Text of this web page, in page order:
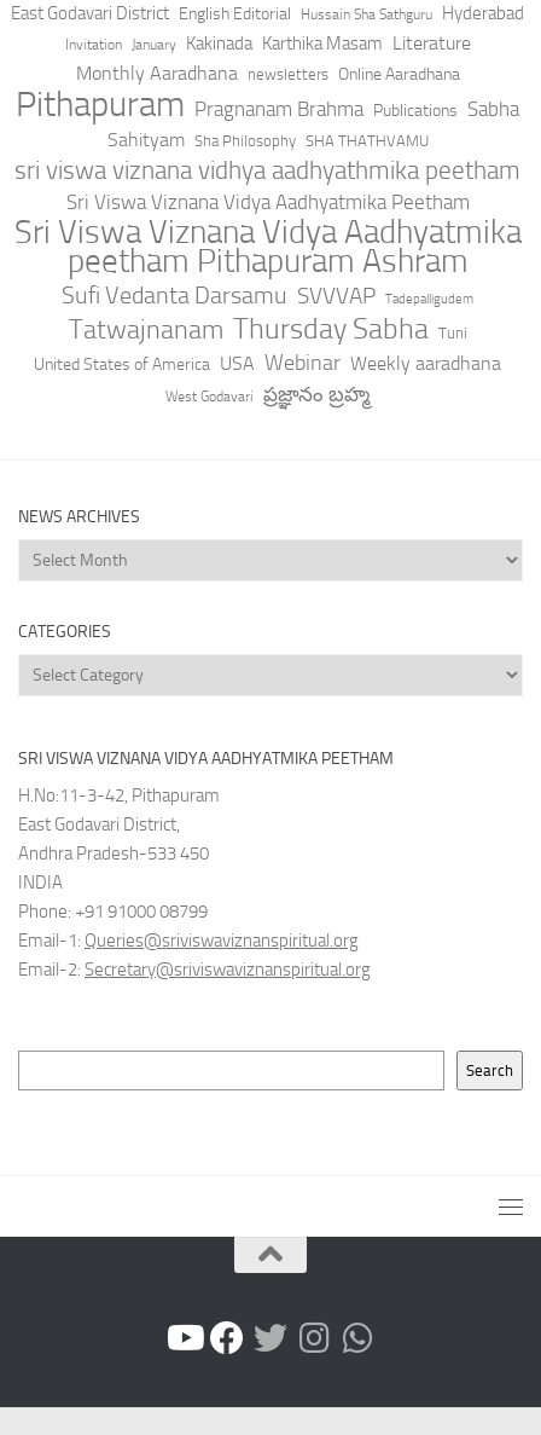
East Godavari District English Editorial Hussain Sha Sathguru Hyderabad
Invitation January Kakinada Karthika Masam Literature
Monthly Aaradhana
newsletters Online Aaradhana
Pithapuram Pragnanam Brahma Publications Sabha
Sahityam Sha Philosophy SHA THATHVAMU
sri viswa viznana vidhya aadhyathmika peetham
Sri Viswa Viznana Vidya Aadhyatmika Peetham
Sri Viswa Viznana Vidya Aadhyatmika
peetham Pithapuram Ashram
Sufi Vedanta Darsamu SVVVAP Tadepalligudem
Tatwajnanam Thursday Sabha Tuni
United States of America USA Webinar Weekly aaradhana
West Godavari ప్రజ్ఞానం బ్రహ్మ
NEWS ARCHIVES
News
Archives
CATEGORIES
Categories
SRI VISWA VIZNANA VIDYA AADHYATMIKA PEETHAM
H.No:11-3-42, Pithapuram
East Godavari District,
Andhra Pradesh-533 450
INDIA
Phone: +91 91000 08799
Email-1: Queries@sriviswaviznanspiritual.org
Email-2: Secretary@sriviswaviznanspiritual.org
Search